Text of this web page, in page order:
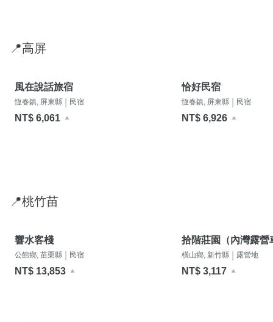
📍高屏
風在說話旅宿
恆春鎮, 屏東縣 民宿
NT$ 6,061
恰好民宿
恆春鎮, 屏東縣 民宿
NT$ 6,926
📍桃竹苗
響水客棧
公館鄉, 苗栗縣 民宿
NT$ 13,853
拾階莊園（內灣露營
橫山鄉, 新竹縣 露營地
NT$ 3,117